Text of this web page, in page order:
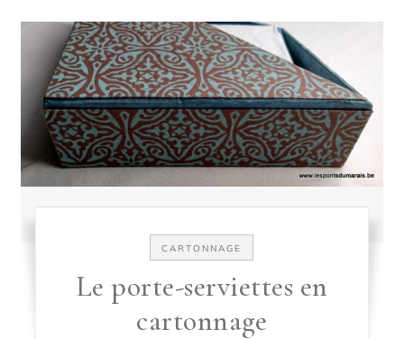
CARTONNAGE
Le porte-serviettes en
cartonnage